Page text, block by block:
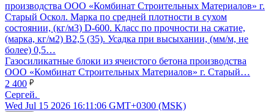
Газосиликатные блоки из ячеистого бетона производства
ООО «Комбинат Строительных Материалов» г. Старый…
2 400
Сергей.
Wed Jul 15 2026 16:11:06 GMT+0300 (MSK)